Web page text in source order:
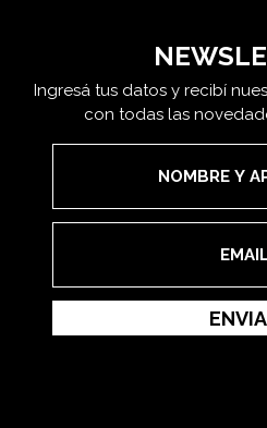
Ingresá tus datos y recibí
con todas las